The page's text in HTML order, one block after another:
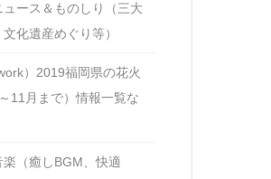
ース＆ものしり（三大
化遺産めぐり等）
）2019福岡県の花火
11月まで）情報一覧な
楽（癒しBGM、快適